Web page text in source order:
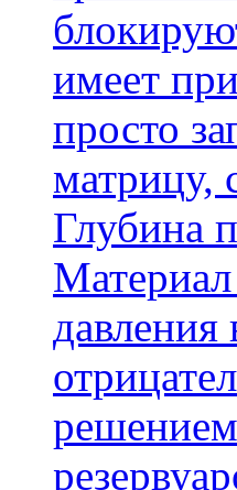
имеет
просто
матрицу,
Глубина